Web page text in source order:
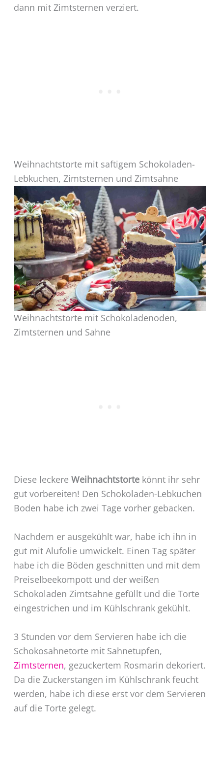
dann mit Zimtsternen verziert.
Weihnachtstorte mit saftigem Schokoladen-
Lebkuchen, Zimtsternen und Zimtsahne
Weihnachtstorte mit Schokoladenoden,
Zimtsternen und Sahne
Diese leckere Weihnachtstorte könnt ihr sehr
gut vorbereiten! Den Schokoladen-Lebkuchen
Boden habe ich zwei Tage vorher gebacken.
Nachdem er ausgekühlt war, habe ich ihn in
gut mit Alufolie umwickelt. Einen Tag später
habe ich die Böden geschnitten und mit dem
Preiselbeekompott und der weißen
Schokoladen Zimtsahne gefüllt und die Torte
eingestrichen und im Kühlschrank gekühlt.
3 Stunden vor dem Servieren habe ich die
Schokosahnetorte mit Sahnetupfen,
Zimtsternen, gezuckertem Rosmarin dekoriert.
Da die Zuckerstangen im Kühlschrank feucht
werden, habe ich diese erst vor dem Servieren
auf die Torte gelegt.